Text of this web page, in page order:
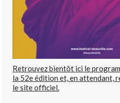
Retrouvez bientôt ici le
la 52e édition et, en attendant,
le site officiel.